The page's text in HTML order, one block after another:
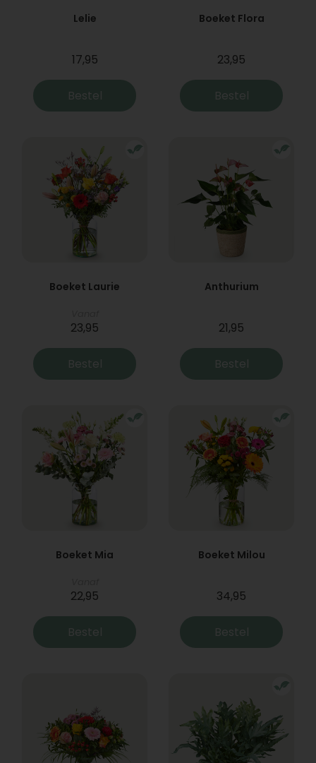
Lelie
17,95
Bestel
Boeket Flora
23,95
Bestel
Boeket Laurie
23,95
Bestel
Anthurium
21,95
Bestel
Boeket Mia
22,95
Bestel
Boeket Milou
34,95
Bestel